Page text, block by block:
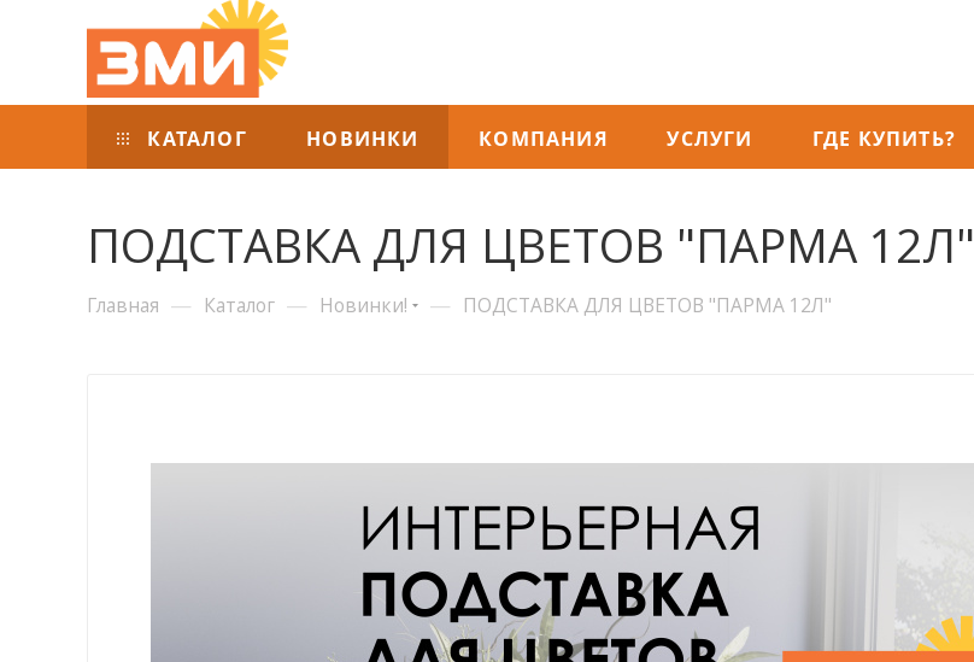
КАТАЛОГ НОВИНКИ КОМПАНИЯ УСЛУГИ ГДЕ КУПИТЬ?
ПОДСТАВКА ДЛЯ ЦВЕТОВ "ПАРМА 12Л"
Главная — Каталог — Новинки! — ПОДСТАВКА ДЛЯ ЦВЕТОВ "ПАРМА 12Л"